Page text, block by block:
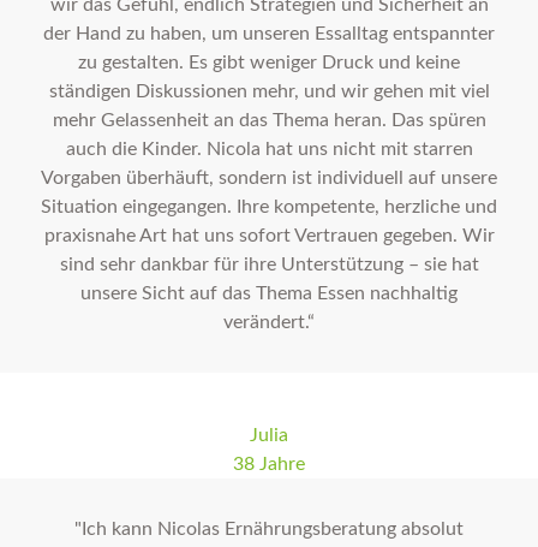
wir das Gefühl, endlich Strategien und Sicherheit an
der Hand zu haben, um unseren Essalltag entspannter
zu gestalten. Es gibt weniger Druck und keine
ständigen Diskussionen mehr, und wir gehen mit viel
mehr Gelassenheit an das Thema heran. Das spüren
auch die Kinder. Nicola hat uns nicht mit starren
Vorgaben überhäuft, sondern ist individuell auf unsere
Situation eingegangen. Ihre kompetente, herzliche und
praxisnahe Art hat uns sofort Vertrauen gegeben. Wir
sind sehr dankbar für ihre Unterstützung – sie hat
unsere Sicht auf das Thema Essen nachhaltig
verändert.“
Julia
38 Jahre
"Ich kann Nicolas Ernährungsberatung absolut